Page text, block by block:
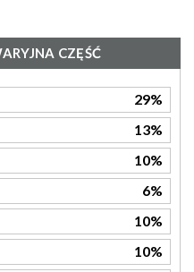
CZĘŚĆ
29%
13%
10%
6%
10%
10%